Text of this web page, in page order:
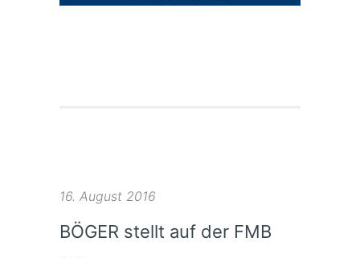
16. August 2016
BÖGER stellt auf der FMB